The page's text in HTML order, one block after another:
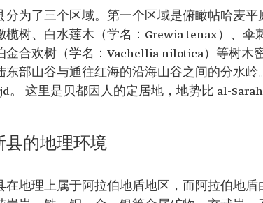
分为了三个区域。第一个区域是俯瞰帖哈麦
榄树、白水莲木（学名：Grewia tenax）、伞
金合欢树（学名：Vachellia nilotica）等树木
东部山谷与通往红海的沿海山谷之间的分水
。 这里是贝都因人的定居地，地势比 al-
县的地理环境
在地理上属于阿拉伯地盾地区，而阿拉伯地